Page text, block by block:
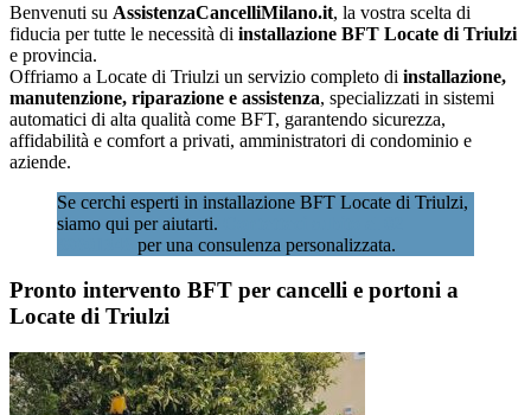
Benvenuti su AssistenzaCancelliMilano.it, la vostra scelta di
fiducia per tutte le necessità di installazione BFT Locate di Triulzi
e provincia.
Offriamo a Locate di Triulzi un servizio completo di installazione,
manutenzione, riparazione e assistenza, specializzati in sistemi
automatici di alta qualità come BFT, garantendo sicurezza,
affidabilità e comfort a privati, amministratori di condominio e
aziende.
Se cerchi esperti in installazione BFT Locate di Triulzi,
siamo qui per aiutarti.
per una consulenza personalizzata.
Pronto intervento BFT per cancelli e portoni a
Locate di Triulzi